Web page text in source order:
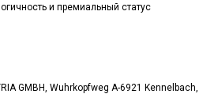
и премиальный статус
GMBH, Wuhrkopfweg A-6921 Kennelbach,